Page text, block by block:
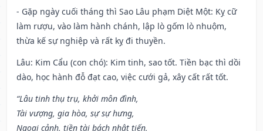
- Gặp ngày cuối tháng thì Sao Lâu phạm Diệt Một: Kỵ cữ
làm rượu, vào làm hành chánh, lập lò gốm lò nhuộm,
thừa kế sự nghiệp và rất kỵ đi thuyền.
Lâu: Kim Cẩu (con chó): Kim tinh, sao tốt. Tiền bạc thì dồi
dào, học hành đỗ đạt cao, việc cưới gả, xây cất rất tốt.
“Lâu tinh thụ trụ, khởi môn đình,
Tài vượng, gia hòa, sự sự hưng,
Ngoại cảnh, tiền tài bách nhật tiến,